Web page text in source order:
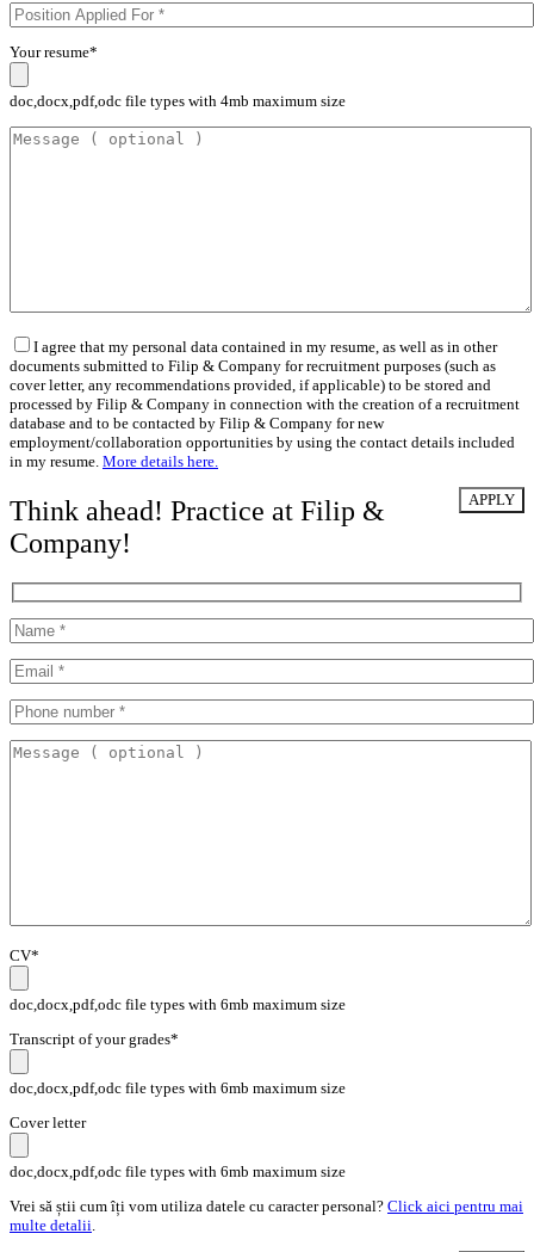
Your resume*
doc,docx,pdf,odc file types with 4mb maximum size
I agree that my personal data contained in my resume, as well as in other
documents submitted to Filip & Company for recruitment purposes (such as
cover letter, any recommendations provided, if applicable) to be stored and
processed by Filip & Company in connection with the creation of a recruitment
database and to be contacted by Filip & Company for new
employment/collaboration opportunities by using the contact details included
in my resume. More details here.
Think ahead! Practice at Filip &
Company!
CV*
doc,docx,pdf,odc file types with 6mb maximum size
Transcript of your grades*
doc,docx,pdf,odc file types with 6mb maximum size
Cover letter
doc,docx,pdf,odc file types with 6mb maximum size
Vrei să știi cum îți vom utiliza datele cu caracter personal? Click aici pentru mai
multe detalii.